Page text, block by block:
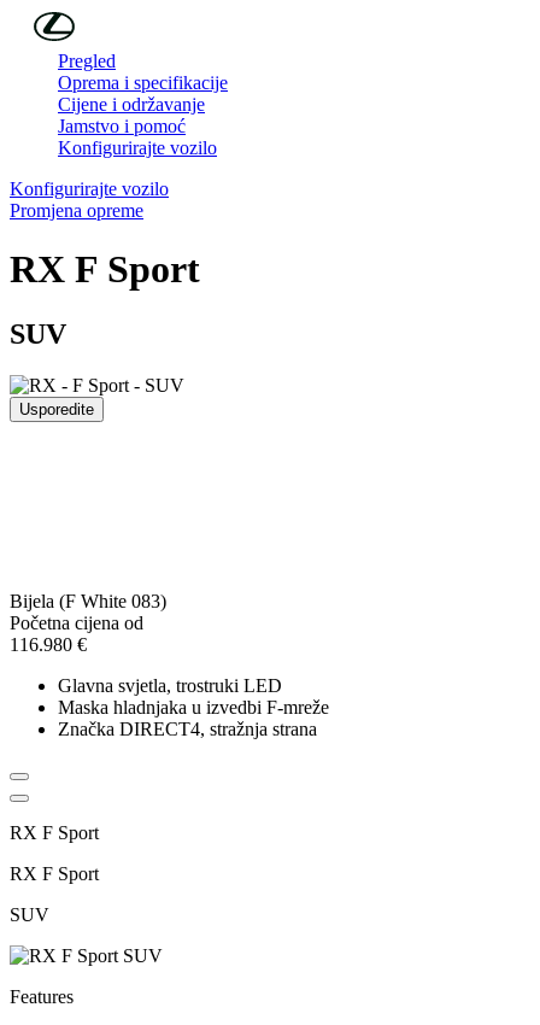
Skip to Main Content
Pregled
Oprema i specifikacije
Cijene i održavanje
Jamstvo i pomoć
Konfigurirajte vozilo
Konfigurirajte vozilo
Promjena opreme
RX F Sport
SUV
Usporedite
Bijela (F White 083)
Početna cijena od
116.980 €
Glavna svjetla, trostruki LED
Maska hladnjaka u izvedbi F-mreže
Značka DIRECT4, stražnja strana
RX F Sport
RX F Sport
SUV
Features